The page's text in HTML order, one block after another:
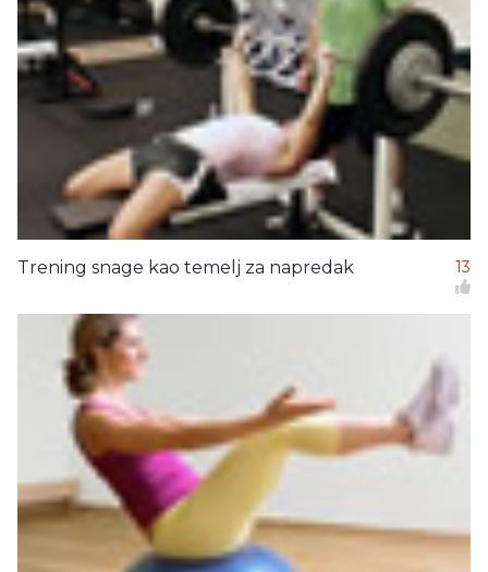
Trening snage kao temelj za napredak 13